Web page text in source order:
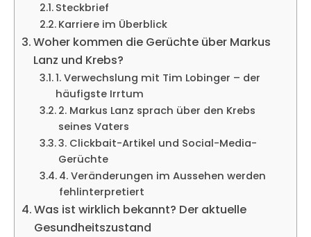
Steckbrief
Karriere im Überblick
Woher kommen die Gerüchte über Markus
Lanz und Krebs?
1. Verwechslung mit Tim Lobinger – der
häufigste Irrtum
2. Markus Lanz sprach über den Krebs
seines Vaters
3. Clickbait-Artikel und Social-Media-
Gerüchte
4. Veränderungen im Aussehen werden
fehlinterpretiert
Was ist wirklich bekannt? Der aktuelle
Gesundheitszustand